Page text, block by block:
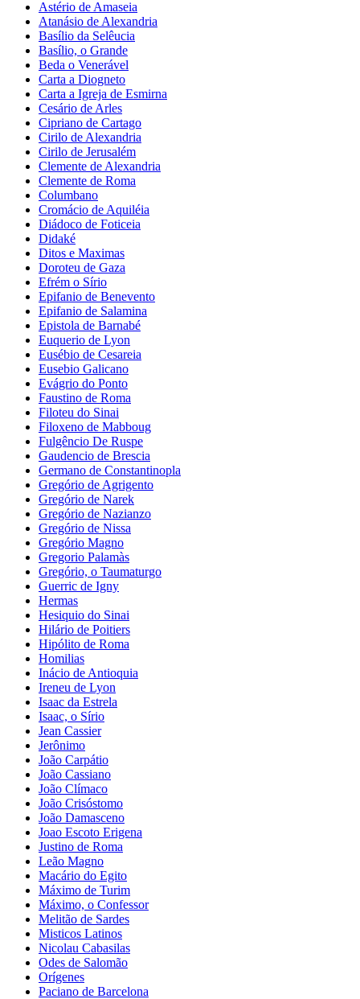
Astério de Amaseia
Atanásio de Alexandria
Basílio da Selêucia
Basílio, o Grande
Beda o Venerável
Carta a Diogneto
Carta a Igreja de Esmirna
Cesário de Arles
Cipriano de Cartago
Cirilo de Alexandria
Cirilo de Jerusalém
Clemente de Alexandria
Clemente de Roma
Columbano
Cromácio de Aquiléia
Diádoco de Foticeia
Didaké
Ditos e Maximas
Doroteu de Gaza
Efrém o Sírio
Epifanio de Benevento
Epifanio de Salamina
Epistola de Barnabé
Euquerio de Lyon
Eusébio de Cesareia
Eusebio Galicano
Evágrio do Ponto
Faustino de Roma
Filoteu do Sinai
Filoxeno de Mabboug
Fulgêncio De Ruspe
Gaudencio de Brescia
Germano de Constantinopla
Gregório de Agrigento
Gregório de Narek
Gregório de Nazianzo
Gregório de Nissa
Gregório Magno
Gregorio Palamàs
Gregório, o Taumaturgo
Guerric de Igny
Hermas
Hesiquio do Sinai
Hilário de Poitiers
Hipólito de Roma
Homilias
Inácio de Antioquia
Ireneu de Lyon
Isaac da Estrela
Isaac, o Sírio
Jean Cassier
Jerônimo
João Carpátio
João Cassiano
João Clímaco
João Crisóstomo
João Damasceno
Joao Escoto Erigena
Justino de Roma
Leão Magno
Macário do Egito
Máximo de Turim
Máximo, o Confessor
Melitão de Sardes
Misticos Latinos
Nicolau Cabasilas
Odes de Salomão
Orígenes
Paciano de Barcelona